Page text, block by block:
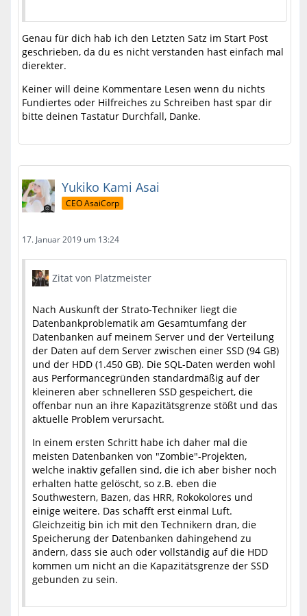
Genau für dich hab ich den Letzten Satz im Start Post
geschrieben, da du es nicht verstanden hast einfach mal
dierekter.
Keiner will deine Kommentare Lesen wenn du nichts
Fundiertes oder Hilfreiches zu Schreiben hast spar dir
bitte deinen Tastatur Durchfall, Danke.
Yukiko Kami Asai
CEO AsaiCorp
17. Januar 2019 um 13:24
Zitat von Platzmeister
Nach Auskunft der Strato-Techniker liegt die
Datenbankproblematik am Gesamtumfang der
Datenbanken auf meinem Server und der Verteilung
der Daten auf dem Server zwischen einer SSD (94 GB)
und der HDD (1.450 GB). Die SQL-Daten werden wohl
aus Performancegründen standardmäßig auf der
kleineren aber schnelleren SSD gespeichert, die
offenbar nun an ihre Kapazitätsgrenze stößt und das
aktuelle Problem verursacht.
In einem ersten Schritt habe ich daher mal die
meisten Datenbanken von "Zombie"-Projekten,
welche inaktiv gefallen sind, die ich aber bisher noch
erhalten hatte gelöscht, so z.B. eben die
Southwestern, Bazen, das HRR, Rokokolores und
einige weitere. Das schafft erst einmal Luft.
Gleichzeitig bin ich mit den Technikern dran, die
Speicherung der Datenbanken dahingehend zu
ändern, dass sie auch oder vollständig auf die HDD
kommen um nicht an die Kapazitätsgrenze der SSD
gebunden zu sein.